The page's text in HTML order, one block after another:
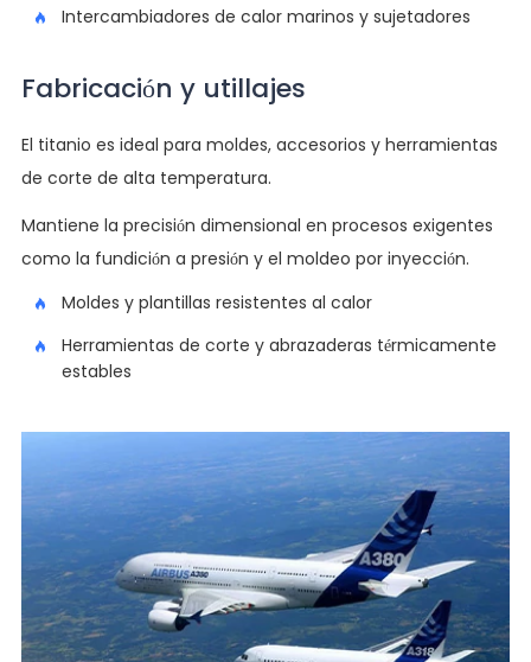
Intercambiadores de calor marinos y sujetadores
Fabricación y utillajes
El titanio es ideal para moldes, accesorios y herramientas
de corte de alta temperatura.
Mantiene la precisión dimensional en procesos exigentes
como la fundición a presión y el moldeo por inyección.
Moldes y plantillas resistentes al calor
Herramientas de corte y abrazaderas térmicamente
estables